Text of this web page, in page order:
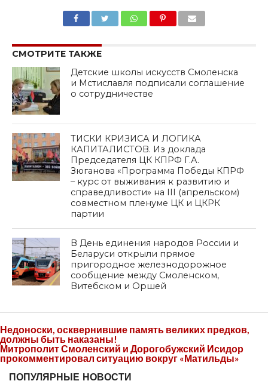
СМОТРИТЕ ТАКЖЕ
Детские школы искусств Смоленска
и Мстиславля подписали соглашение
о сотрудничестве
ТИСКИ КРИЗИСА И ЛОГИКА
КАПИТАЛИСТОВ. Из доклада
Председателя ЦК КПРФ Г.А.
Зюганова «Программа Победы КПРФ
– курс от выживания к развитию и
справедливости» на III (апрельском)
совместном пленуме ЦК и ЦКРК
партии
В День единения народов России и
Беларуси открыли прямое
пригородное железнодорожное
сообщение между Смоленском,
Витебском и Оршей
Недоноски, осквернившие память великих предков,
должны быть наказаны!
Митрополит Смоленский и Дорогобужский Исидор
прокомментировал ситуацию вокруг «Матильды»
ПОПУЛЯРНЫЕ НОВОСТИ